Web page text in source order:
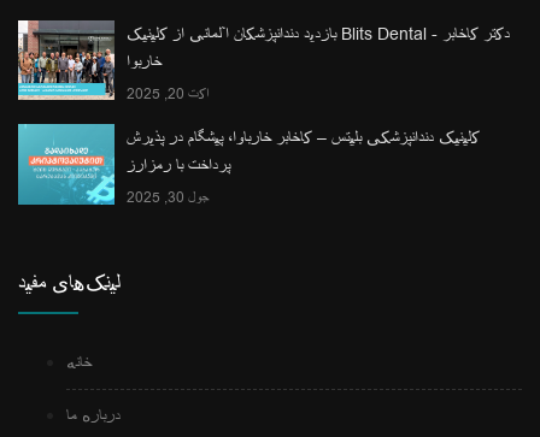
بازدید دندانپزشکان آلمانی از کلینیک Blits Dental - دکتر کاخابر
خاربوا
اکت 20, 2025
کلینیک دندانپزشکی بلیتس – کاخابر خارباوا، پیشگام در پذیرش
پرداخت با رمزارز
جول 30, 2025
لینک‌های مفید
خانه
درباره ما